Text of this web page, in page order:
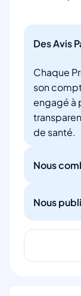
Des Avis
Chaque
son
engagé à
de santé.
Nous
Nous